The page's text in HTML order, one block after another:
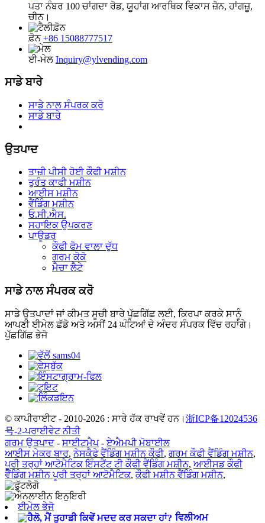
ਪਤਾ ਨੰਬਰ 100 ਚਾਂਗਦਾ ਰੋਡ, ਯੂਹਾਂਗ ਆਰਥਿਕ ਵਿਕਾਸ ਜ਼ੋਨ, ਹਾਂਗਜ਼ੂ,
ਚੀਨ।
ਫ਼ੋਨ +86 15088777517
ਈ-ਮੇਲ Inquiry@ylvending.com
ਸਾਡੇ ਬਾਰੇ
ਸਾਡੇ ਨਾਲ ਸੰਪਰਕ ਕਰੋ
ਸਾਡੇ ਬਾਰੇ
ਉਤਪਾਦ
ਤਾਜ਼ੀ ਪੀਸੀ ਹੋਈ ਕੌਫੀ ਮਸ਼ੀਨ
ਤੁਰੰਤ ਕਾਫੀ ਮਸ਼ੀਨ
ਆਈਸ ਮਸ਼ੀਨ
ਵੈਂਡਿੰਗ ਮਸ਼ੀਨ
ਓ.ਸੀ.ਐਸ.
ਸਹਾਇਕ ਉਪਕਰਣ
ਪਾਊਡਰ
ਕੌਫੀ ਫੋਮ ਵਾਲਾ ਦੁੱਧ
ਗਰਮ ਕੋਕੋ
ਮੈਚਾ ਲੈਟੇ
ਸਾਡੇ ਨਾਲ ਸੰਪਰਕ ਕਰੋ
ਸਾਡੇ ਉਤਪਾਦਾਂ ਜਾਂ ਕੀਮਤ ਸੂਚੀ ਬਾਰੇ ਪੁੱਛਗਿੱਛ ਲਈ, ਕਿਰਪਾ ਕਰਕੇ ਸਾਨੂੰ
ਆਪਣੀ ਈਮੇਲ ਛੱਡੋ ਅਤੇ ਅਸੀਂ 24 ਘੰਟਿਆਂ ਦੇ ਅੰਦਰ ਸੰਪਰਕ ਵਿੱਚ ਰਹਾਂਗੇ।
ਪੁੱਛਗਿੱਛ ਭੇਜੋ
© ਕਾਪੀਰਾਈਟ - 2010-2026 : ਸਾਰੇ ਹੱਕ ਰਾਖਵੇਂ ਹਨ। 浙ICP备12024536
号-2-ਪਰਾਈਵੇਟ ਨੀਤੀ
ਗਰਮ ਉਤਪਾਦ - ਸਾਈਟਮੈਪ-ਏਐਮਪੀ ਮੋਬਾਈਲ
ਆਈਸ ਮੇਕਰ ਬਾਰ,ਨੇਸਕੈਫੇ ਵੈਂਡਿੰਗ ਮਸ਼ੀਨ ਕੌਫੀ, ਗਰਮ ਕੌਫੀ ਵੈਂਡਿੰਗ ਮਸ਼ੀਨ,
ਪੂਰੀ ਤਰ੍ਹਾਂ ਆਟੋਮੈਟਿਕ ਇੰਸਟੈਂਟ ਟੀ ਕੌਫੀ ਵੈਂਡਿੰਗ ਮਸ਼ੀਨ, ਆਈਸਡ ਕੌਫੀ
ਵੈਂਡਿੰਗ ਮਸ਼ੀਨ ਪੂਰੀ ਤਰ੍ਹਾਂ ਆਟੋਮੈਟਿਕ,ਕੌਫੀ ਮਸ਼ੀਨ ਵੈਂਡਿੰਗ ਮਸ਼ੀਨ,
ਈਮੇਲ ਭੇਜੋ
ਵਿਲੀਅਮ